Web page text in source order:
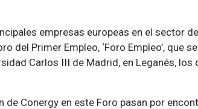
empresas europeas en el sector
del Primer Empleo, ‘Foro Empleo’, que
Carlos III de Madrid, en Leganés, los
Conergy en este Foro pasan por